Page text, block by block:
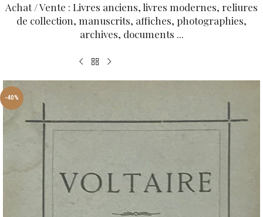
Achat / Vente : Livres anciens, livres modernes, reliures
de collection, manuscrits, affiches, photographies,
archives, documents ...
-40%